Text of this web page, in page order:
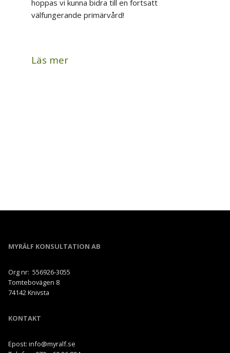
hoppas vi kunna bidra till en fortsatt
välfungerande primärvård!
Läs mer
MYRÄLF KONSULTATION AB
Org nr: 556926-3055
Tomtebovägen 8
74142 Knivsta
KONTAKT
Epost: info@myralf.se